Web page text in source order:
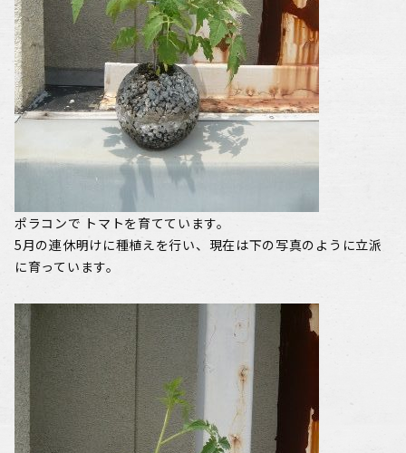
ポラコンで トマトを育てています。
5月の連休明けに種植えを行い、 現在は下の写真のよ うに立派
に育っています。